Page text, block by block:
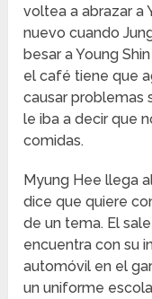
voltea a abrazar a
nuevo cuando
besar a Young
el café tiene que
causar problemas
le iba a decir que
comidas.
Myung Hee llega
dice que quiere
de un tema. El
encuentra con su
automóvil en el
un uniforme